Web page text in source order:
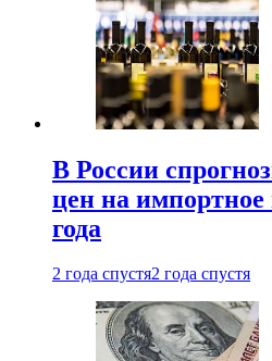
В России
цен на импортное
года
2 года спустя2 года спустя